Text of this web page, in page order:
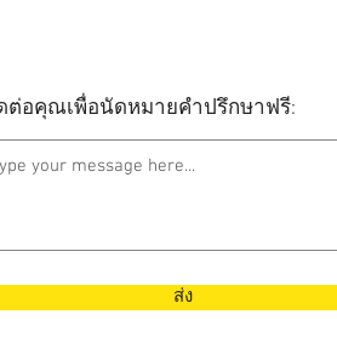
ดต่อคุณเพื่อนัดหมายคำปรึกษาฟรี:
ส่ง